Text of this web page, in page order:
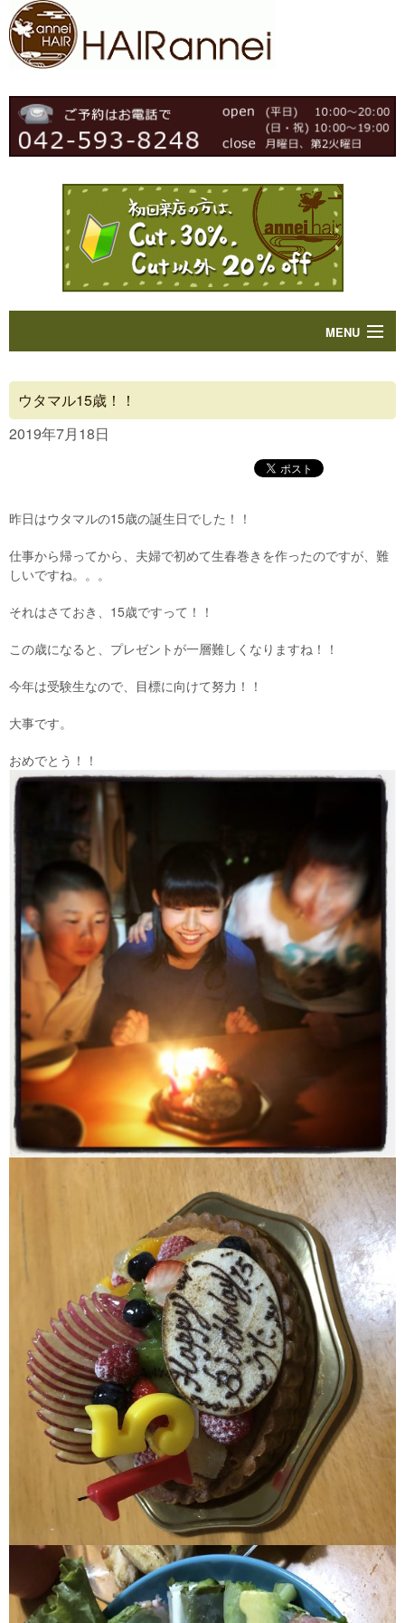
MENU
Concept
Blog
Contact
ウタマル15歳！！
2019年7月18日
昨日はウタマルの15歳の誕生日でした！！
仕事から帰ってから、夫婦で初めて生春巻きを作ったのですが、難
しいですね。。。
それはさておき、15歳ですって！！
この歳になると、プレゼントが一層難しくなりますね！！
今年は受験生なので、目標に向けて努力！！
大事です。
おめでとう！！